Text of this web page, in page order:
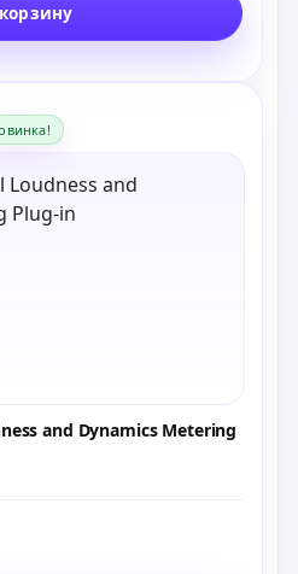
and Dynamics Metering